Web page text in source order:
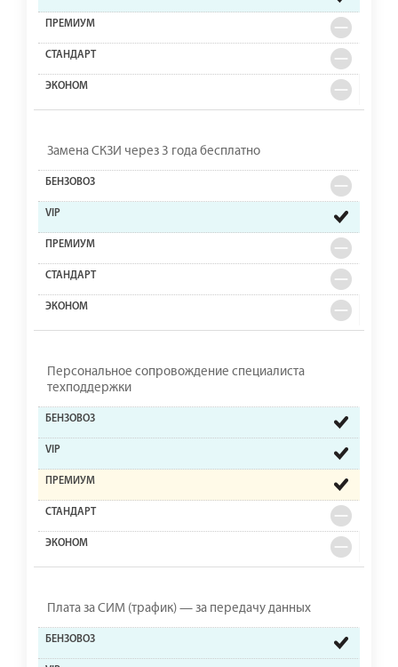
Замена СКЗИ через 3 года бесплатно
Персональное сопровождение специалиста
техподдержки
Плата за СИМ (трафик) — за передачу данных